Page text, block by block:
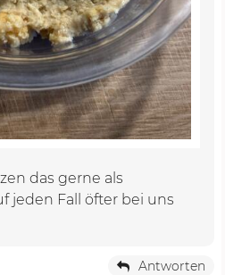
das gerne als
jeden Fall öfter bei uns
Antworten